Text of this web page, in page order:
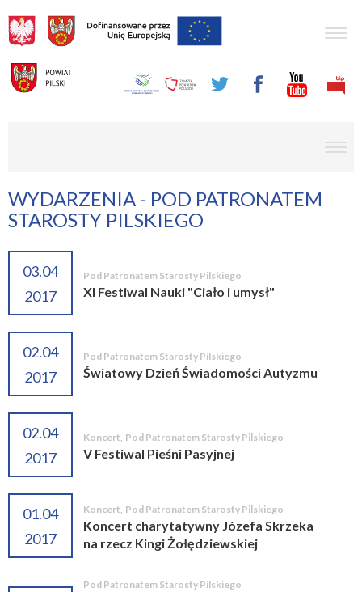
WYDARZENIA - POD PATRONATEM
STAROSTY PILSKIEGO
03.04
2017
Pod Patronatem Starosty Pilskiego
XI Festiwal Nauki "Ciało i umysł"
02.04
2017
Pod Patronatem Starosty Pilskiego
Światowy Dzień Świadomości Autyzmu
02.04
2017
Koncert, Pod Patronatem Starosty Pilskiego
V Festiwal Pieśni Pasyjnej
01.04
2017
Koncert, Pod Patronatem Starosty Pilskiego
Koncert charytatywny Józefa Skrzeka
na rzecz Kingi Żołędziewskiej
Pod Patronatem Starosty Pilskiego